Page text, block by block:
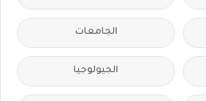
الجامعات
الجيولوجيا